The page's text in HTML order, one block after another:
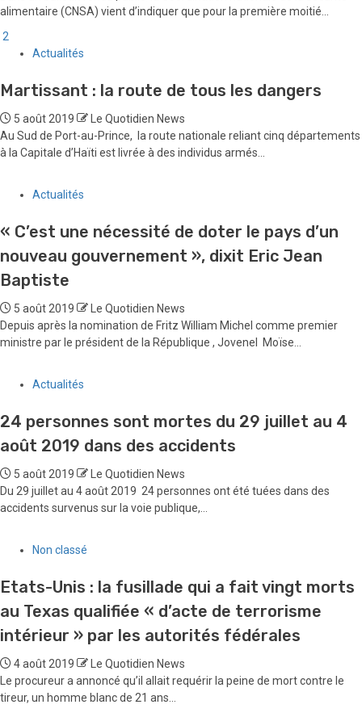
alimentaire (CNSA) vient d’indiquer que pour la première moitié...
2
Actualités
Martissant : la route de tous les dangers
5 août 2019
Le Quotidien News
Au Sud de Port-au-Prince, la route nationale reliant cinq départements
à la Capitale d’Haïti est livrée à des individus armés...
Actualités
« C’est une nécessité de doter le pays d’un
nouveau gouvernement », dixit Eric Jean
Baptiste
5 août 2019
Le Quotidien News
Depuis après la nomination de Fritz William Michel comme premier
ministre par le président de la République , Jovenel Moïse...
Actualités
24 personnes sont mortes du 29 juillet au 4
août 2019 dans des accidents
5 août 2019
Le Quotidien News
Du 29 juillet au 4 août 2019 24 personnes ont été tuées dans des
accidents survenus sur la voie publique,...
Non classé
Etats-Unis : la fusillade qui a fait vingt morts
au Texas qualifiée « d’acte de terrorisme
intérieur » par les autorités fédérales
4 août 2019
Le Quotidien News
Le procureur a annoncé qu’il allait requérir la peine de mort contre le
tireur, un homme blanc de 21 ans...